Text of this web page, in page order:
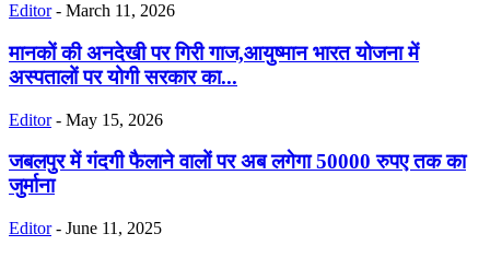
Editor - March 11, 2026
मानकों की अनदेखी पर गिरी गाज,आयुष्मान भारत योजना में
अस्पतालों पर योगी सरकार का...
Editor - May 15, 2026
जबलपुर में गंदगी फैलाने वालों पर अब लगेगा 50000 रुपए तक का
जुर्माना
Editor - June 11, 2025